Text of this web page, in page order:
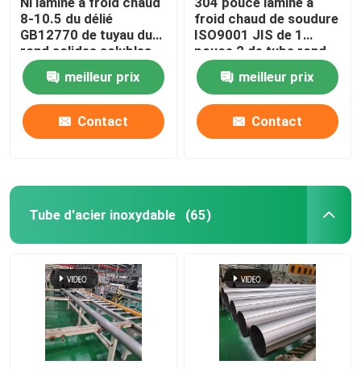
8-10.5 du délié
GB12770 de tuyau du
rond solides solubles
304 de H8 H9
meilleur prix
Contact
froid chaud de soudure
ISO9001 JIS de 1
pouce 2 de tube rond
inoxydable
meilleur prix
Contact
Tube d'acier inoxydable (65)